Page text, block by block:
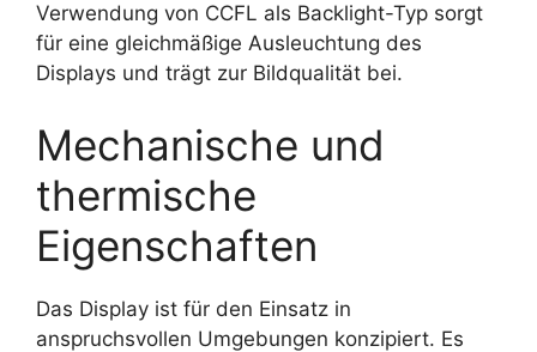
Verwendung von CCFL als Backlight-Typ sorgt
für eine gleichmäßige Ausleuchtung des
Displays und trägt zur Bildqualität bei.
Mechanische und
thermische
Eigenschaften
Das Display ist für den Einsatz in
anspruchsvollen Umgebungen konzipiert. Es